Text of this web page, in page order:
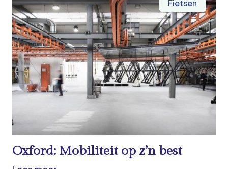
Fietsen
Oxford: Mobiliteit op z’n best